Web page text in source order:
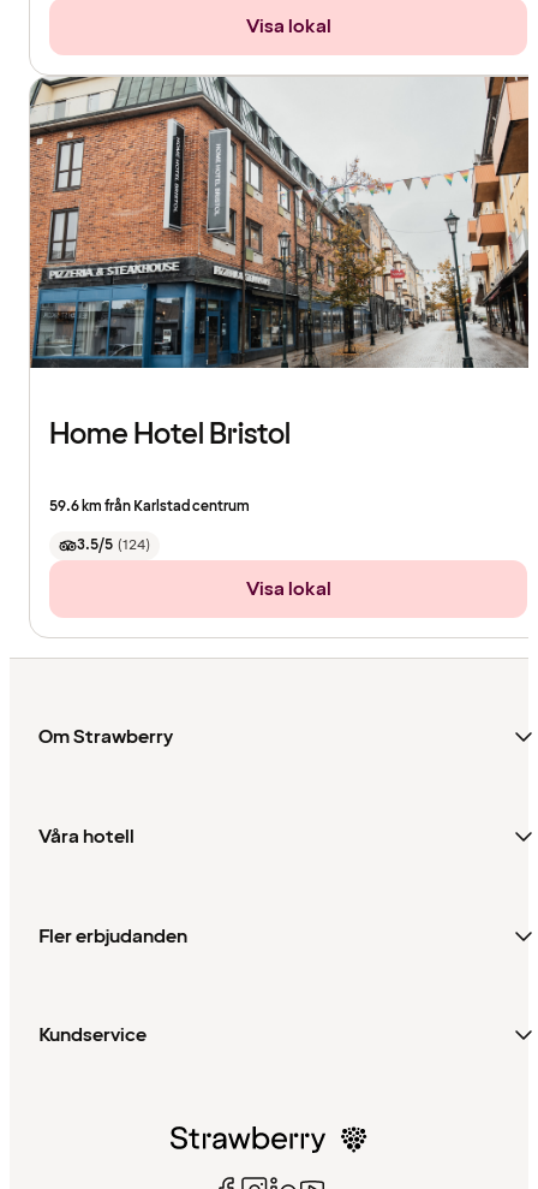
Visa lokal
Home Hotel Bristol
59.6 km från Karlstad centrum
3.5/5 (124)
Visa lokal
Om Strawberry
Våra hotell
Fler erbjudanden
Kundservice